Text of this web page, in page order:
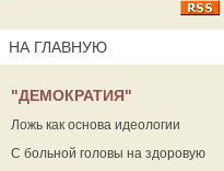
НА ГЛАВНУЮ
"ДЕМОКРАТИЯ"
Ложь как основа идеологии
С больной головы на здоровую